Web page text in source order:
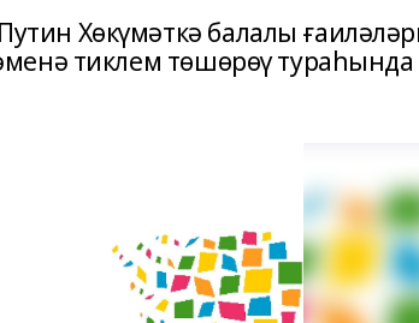
Хөкүмәткә балалы
тиклем төшөрөү